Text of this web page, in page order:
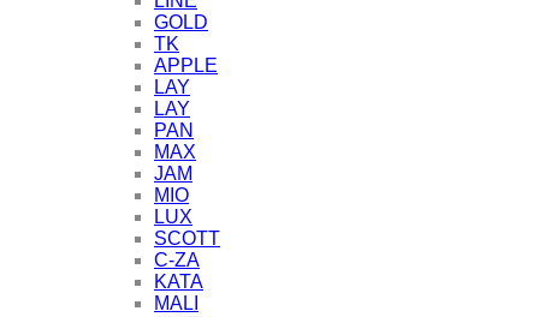
GOLD
TK
APPLE
LAY
LAY
PAN
MAX
JAM
MIO
LUX
SCOTT
C-ZA
KATA
MALI